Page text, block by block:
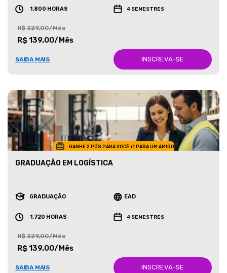
1.800 HORAS 4 SEMESTRES
R$ 329,00/Mês
R$ 139,00/Mês
SAIBA MAIS INSCREVA-SE
GANHE 2 PÓS PARA VOCÊ +1 PARA UM AMIGO
GRADUAÇÃO EM LOGÍSTICA
GRADUAÇÃO EAD
1.720 HORAS 4 SEMESTRES
R$ 329,00/Mês
R$ 139,00/Mês
SAIBA MAIS INSCREVA-SE